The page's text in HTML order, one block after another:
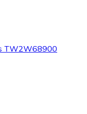
TW2W68900